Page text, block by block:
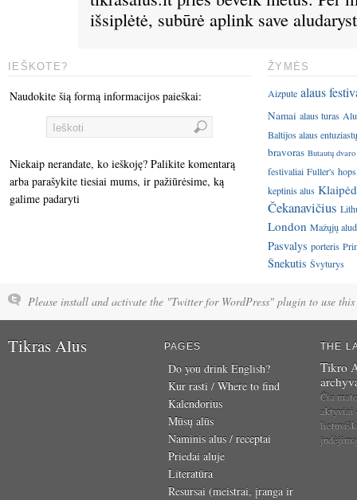
išsiplėtė, subūrė aplink save
IEŠKOTE?
Naudokite šią formą informacijos paieškai:
Niekaip nerandate, ko ieškoję? Palikite komentarą
arba parašykite tiesiai mums, ir pažiūrėsime, ką
galime padaryti
ŽYMĖS
Aizpute alaus
Namai alaus turas
Baltijos alaus
bravoras Butautų dvaro
festivaliai Fuller's hops
keptinis alus
Čekanavičius
London Mažųjų
Pasvalys porteris
Šnekutis Švyturys
Please install and activate the "Twitter for WordPress" plugin to use this
Tikras Alus PAGES
Do you drink English?
Kur rasti / Where to find
Kalendorius
Mūsų alūs
Naminis alus / receptai
Priedai aluje
Literatūra
Resursai (meistrai, įranga ir
THE
Tikro
Čia
aktyviai